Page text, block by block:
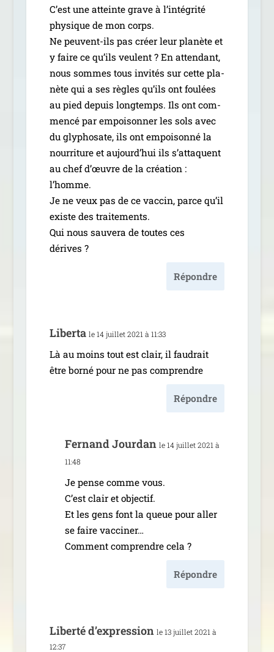
C’est une atteinte grave à l’in­té­gri­té
phy­sique de mon corps.
Ne peuvent-ils pas créer leur pla­nète et
y faire ce qu’ils veulent ? En atten­dant,
nous sommes tous invi­tés sur cette pla­
nète qui a ses règles qu’ils ont fou­lées
au pied depuis long­temps. Ils ont com­
men­cé par empoi­son­ner les sols avec
du gly­pho­sate, ils ont empoi­son­né la
nour­ri­ture et aujourd’­hui ils s’at­taquent
au chef d’œuvre de la créa­tion :
l’homme.
Je ne veux pas de ce vac­cin, parce qu’il
existe des trai­te­ments.
Qui nous sau­ve­ra de toutes ces
dérives ?
Répondre
Liberta le 14 juillet 2021 à 11:33
Là au moins tout est clair, il fau­drait
être bor­né pour ne pas comprendre
Répondre
Fernand Jourdan le 14 juillet 2021 à
11:48
Je pense comme vous.
C’est clair et objec­tif.
Et les gens font la queue pour aller
se faire vac­ci­ner…
Comment com­prendre cela ?
Répondre
Liberté d’ex­pres­sion le 13 juillet 2021 à
12:37